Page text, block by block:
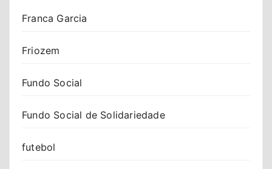
Franca Garcia
Friozem
Fundo Social
Fundo Social de Solidariedade
futebol